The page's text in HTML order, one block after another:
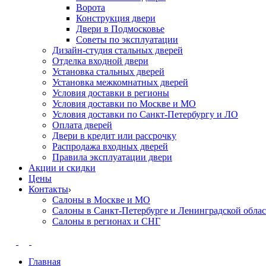
Ворота
Конструкция двери
Двери в Подмосковье
Cоветы по эксплуатации
Дизайн-студия стальных дверей
Отделка входной двери
Установка стальных дверей
Установка межкомнатных дверей
Условия доставки в регионы
Условия доставки по Москве и МО
Условия доставки по Санкт-Петербургу и ЛО
Оплата дверей
Двери в кредит или рассрочку
Распродажа входных дверей
Правила эксплуатации двери
Акции и скидки
Цены
Контакты
Салоны в Москве и МО
Салоны в Санкт-Петербурге и Ленинградской
Салоны в регионах и СНГ
Главная